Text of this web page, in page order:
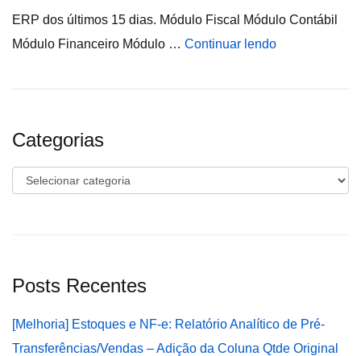
ERP dos últimos 15 dias. Módulo Fiscal Módulo Contábil
Módulo Financeiro Módulo … Continuar lendo
Categorias
Categorias
Posts Recentes
[Melhoria] Estoques e NF-e: Relatório Analítico de Pré-
Transferências/Vendas – Adição da Coluna Qtde Original